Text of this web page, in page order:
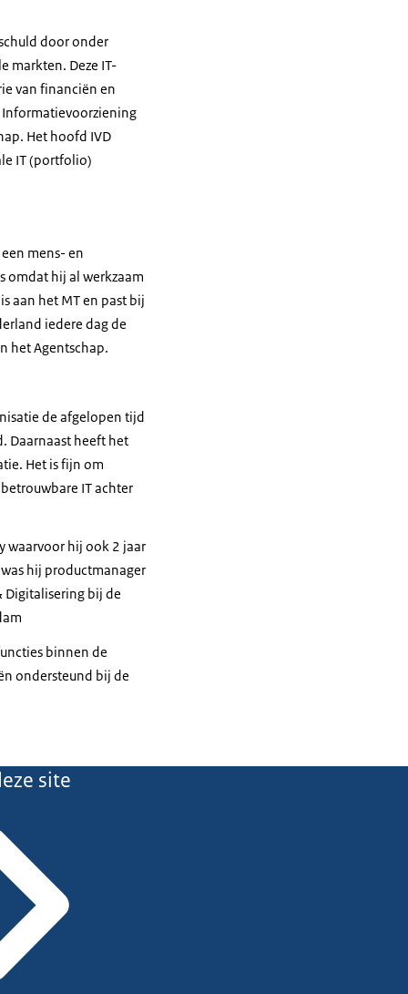
door onder
markten. Deze IT-
van financiën en
Informatievoorziening
Het hoofd IVD
IT (portfolio)
mens- en
omdat hij al werkzaam
aan het MT en past bij
iedere dag de
het Agentschap.
de afgelopen tijd
Daarnaast heeft het
Het is fijn om
IT achter
waarvoor hij ook 2 jaar
hij productmanager
Digitalisering bij de
binnen de
ondersteund bij de
site